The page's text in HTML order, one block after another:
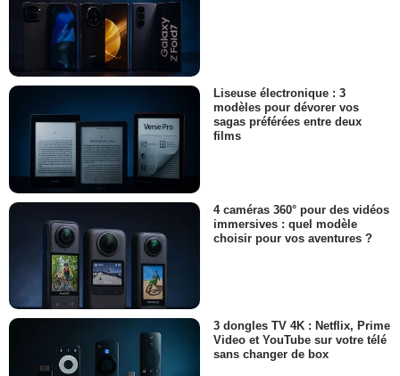
Liseuse électronique : 3
modèles pour dévorer vos
sagas préférées entre deux
films
4 caméras 360° pour des vidéos
immersives : quel modèle
choisir pour vos aventures ?
3 dongles TV 4K : Netflix, Prime
Video et YouTube sur votre télé
sans changer de box